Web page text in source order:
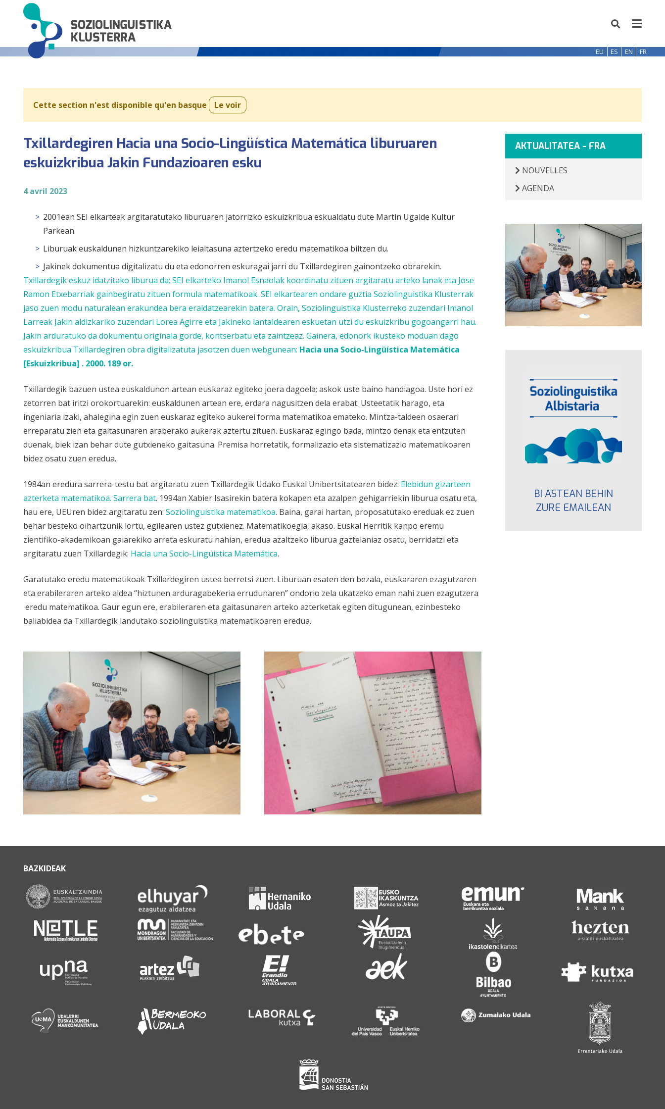
EU ES EN FR
Cette section n'est disponible qu'en basque Le voir
Txillardegiren Hacia una Socio-Lingüística Matemática liburuaren
eskuizkribua Jakin Fundazioaren esku
4 avril 2023
2001ean SEI elkarteak argitaratutako liburuaren jatorrizko eskuizkribua eskualdatu dute Martin Ugalde Kultur
Parkean.
Liburuak euskaldunen hizkuntzarekiko leialtasuna aztertzeko eredu matematikoa biltzen du.
Jakinek dokumentua digitalizatu du eta edonorren eskuragai jarri du Txillardegiren gainontzeko obrarekin.
Txillardegik eskuz idatzitako liburua da; SEI elkarteko Imanol Esnaolak koordinatu zituen argitaratu arteko lanak eta Jose
Ramon Etxebarriak gainbegiratu zituen formula matematikoak. SEI elkartearen ondare guztia Soziolinguistika Klusterrak
jaso zuen modu naturalean erakundea bera eraldatzearekin batera. Orain, Soziolinguistika Klusterreko zuzendari Imanol
Larreak Jakin aldizkariko zuzendari Lorea Agirre eta Jakineko lantaldearen eskuetan utzi du eskuizkribu gogoangarri hau.
Jakin arduratuko da dokumentu originala gorde, kontserbatu eta zaintzeaz. Gainera, edonork ikusteko moduan dago
eskuizkribua Txillardegiren obra digitalizatuta jasotzen duen webgunean: Hacia una Socio-Lingüística Matemática
[Eskuizkribua] . 2000. 189 or.
Txillardegik bazuen ustea euskaldunon artean euskaraz egiteko joera dagoela; askok uste baino handiagoa. Uste hori ez
zetorren bat iritzi orokortuarekin: euskaldunen artean ere, erdara nagusitzen dela erabat. Usteetatik harago, eta
ingeniaria izaki, ahalegina egin zuen euskaraz egiteko aukerei forma matematikoa emateko. Mintza-taldeen osaerari
erreparatu zien eta gaitasunaren araberako aukerak aztertu zituen. Euskaraz egingo bada, mintzo denak eta entzuten
duenak, biek izan behar dute gutxieneko gaitasuna. Premisa horretatik, formalizazio eta sistematizazio matematikoaren
bidez osatu zuen eredua.
1984an eredura sarrera-testu bat argitaratu zuen Txillardegik Udako Euskal Unibertsitatearen bidez: Elebidun gizarteen
azterketa matematikoa. Sarrera bat. 1994an Xabier Isasirekin batera kokapen eta azalpen gehigarriekin liburua osatu eta,
hau ere, UEUren bidez argitaratu zen: Soziolinguistika matematikoa. Baina, garai hartan, proposatutako ereduak ez zuen
behar besteko oihartzunik lortu, egilearen ustez gutxienez. Matematikoegia, akaso. Euskal Herritik kanpo eremu
zientifiko-akademikoan gaiarekiko arreta eskuratu nahian, eredua azaltzeko liburua gaztelaniaz osatu, berridatzi eta
argitaratu zuen Txillardegik: Hacia una Socio-Lingüística Matemática.
Garatutako eredu matematikoak Txillardegiren ustea berretsi zuen. Liburuan esaten den bezala, euskararen ezagutzaren
eta erabileraren arteko aldea “hiztunen arduragabekeria errudunaren” ondorio zela ukatzeko eman nahi zuen ezagutzera
eredu matematikoa. Gaur egun ere, erabileraren eta gaitasunaren arteko azterketak egiten ditugunean, ezinbesteko
baliabidea da Txillardegik landutako soziolinguistika matematikoaren eredua.
AKTUALITATEA - FRA
NOUVELLES
AGENDA
BI ASTEAN BEHIN
ZURE EMAILEAN
BAZKIDEAK